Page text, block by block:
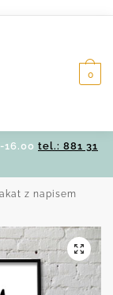
0
16.00 tel.: 881 31
z napisem